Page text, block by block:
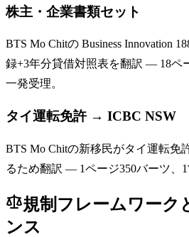
株主・企業書類セット
BTS Mo Chitの Business Innovation
録+3年分貸借対照表を翻訳 — 18ペ
一発受理。
タイ運転免許 → ICBC NSW
BTS Mo Chitの新移民がタイ運転免
るため翻訳 — 1ページ350バーツ、1
規制フレームワーク
ンス